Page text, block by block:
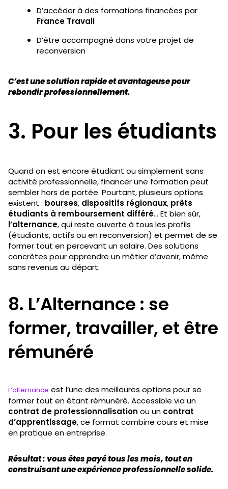
D’accéder à des formations financées par
France Travail
D’être accompagné dans votre projet de
reconversion
C’est une solution rapide et avantageuse pour
rebondir professionnellement.
3. Pour les étudiants
Quand on est encore étudiant ou simplement sans
activité professionnelle, financer une formation peut
sembler hors de portée. Pourtant, plusieurs options
existent : bourses, dispositifs régionaux, prêts
étudiants à remboursement différé… Et bien sûr,
l’alternance, qui reste ouverte à tous les profils
(étudiants, actifs ou en reconversion) et permet de se
former tout en percevant un salaire. Des solutions
concrètes pour apprendre un métier d’avenir, même
sans revenus au départ.
8. L’Alternance : se
former, travailler, et être
rémunéré
L’alternance est l’une des meilleures options pour se
former tout en étant rémunéré. Accessible via un
contrat de professionnalisation ou un contrat
d’apprentissage, ce format combine cours et mise
en pratique en entreprise.
Résultat : vous êtes payé tous les mois, tout en
construisant une expérience professionnelle solide.